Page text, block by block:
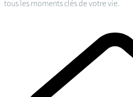
tous les moments clés de votre vie.